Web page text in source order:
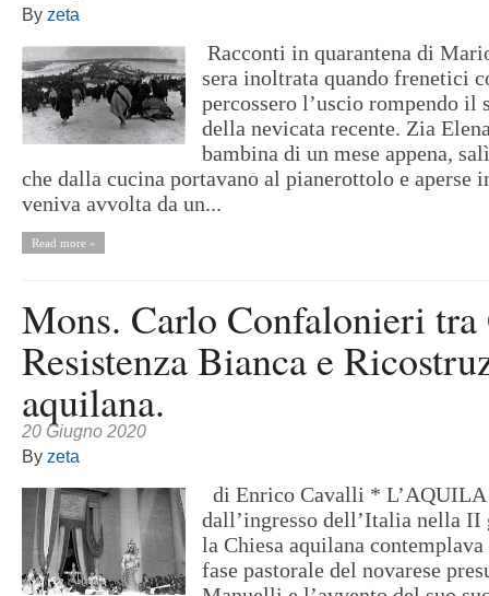
By zeta
Racconti in quarantena di
sera inoltrata quando frenetici
percossero l’uscio rompendo il
della nevicata recente. Zia
bambina di un mese appena,
che dalla cucina portavano al pianerottolo e aperse
veniva avvolta da un...
Read more »
Mons. Carlo Confalonieri tra
Resistenza Bianca e
aquilana.
20 Giugno 2020
By zeta
di Enrico Cavalli * L’AQUILA
dall’ingresso dell’Italia nella II
la Chiesa aquilana
fase pastorale del novarese